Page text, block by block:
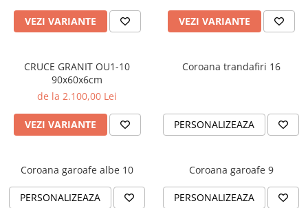
VEZI VARIANTE VEZI VARIANTE
CRUCE GRANIT OU1-10
90x60x6cm
de la 2.100,00 Lei
VEZI VARIANTE
Coroana trandafiri 16
PERSONALIZEAZA
Coroana garoafe albe 10
PERSONALIZEAZA
Coroana garoafe 9
PERSONALIZEAZA